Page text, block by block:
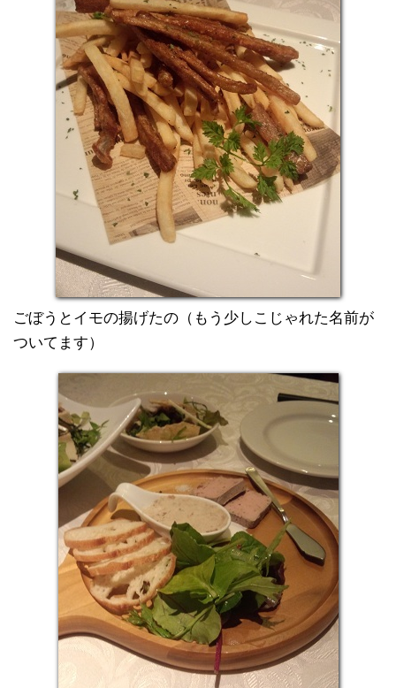
ごぼうとイモの揚げたの（もう少しこじゃれた名前が
ついてます）